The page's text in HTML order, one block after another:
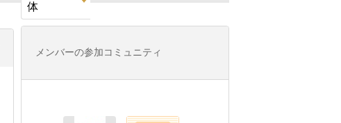
体
メンバーの参加コミュニティ